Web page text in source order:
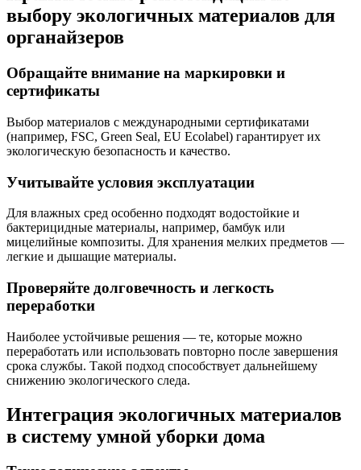
выбору экологичных материалов для
органайзеров
Обращайте внимание на маркировки и
сертификаты
Выбор материалов с международными сертификатами
(например, FSC, Green Seal, EU Ecolabel) гарантирует их
экологическую безопасность и качество.
Учитывайте условия эксплуатации
Для влажных сред особенно подходят водостойкие и
бактерицидные материалы, например, бамбук или
мицелийные композиты. Для хранения мелких предметов —
легкие и дышащие материалы.
Проверяйте долговечность и легкость
переработки
Наиболее устойчивые решения — те, которые можно
переработать или использовать повторно после завершения
срока службы. Такой подход способствует дальнейшему
снижению экологического следа.
Интеграция экологичных материалов
в систему умной уборки дома